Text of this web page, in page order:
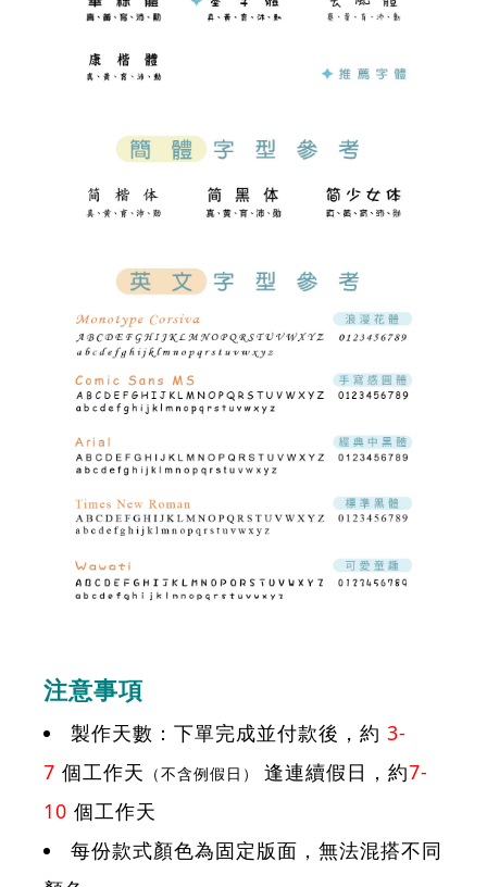
注意事項
製作天數：下單完成並付款後，約 3-
7 個工作天 （不含例假日） 逢連續假日，約7-
10 個工作天
每份款式顏色為固定版面，無法混搭不同